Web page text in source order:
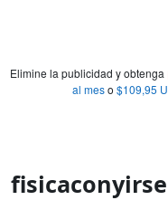
Elimine la publicidad y obtenga
al meso $109,95